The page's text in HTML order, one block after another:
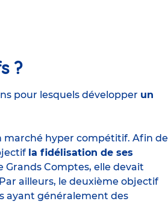
?
pour lesquels développer un
marché hyper compétitif. Afin de
la fidélisation de ses
Grands Comptes, elle devait
ailleurs, le deuxième objectif
ayant généralement des